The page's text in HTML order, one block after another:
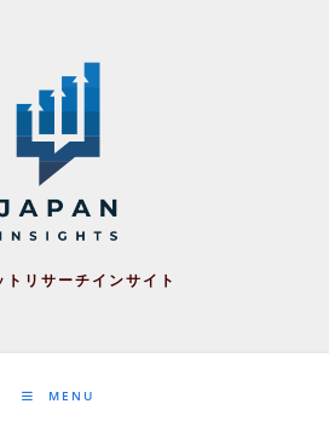
トリサーチインサイト
MENU